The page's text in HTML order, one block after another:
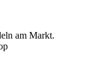
am Markt.